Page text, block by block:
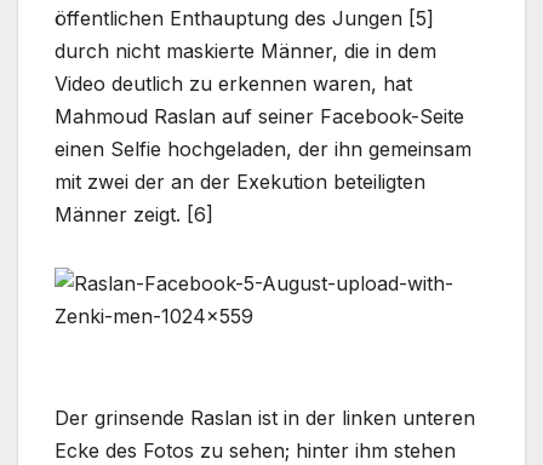
öffentlichen Enthauptung des Jungen [5]
durch nicht maskierte Männer, die in dem
Video deutlich zu erkennen waren, hat
Mahmoud Raslan auf seiner Facebook-Seite
einen Selfie hochgeladen, der ihn gemeinsam
mit zwei der an der Exekution beteiligten
Männer zeigt. [6]
Der grinsende Raslan ist in der linken unteren
Ecke des Fotos zu sehen; hinter ihm stehen